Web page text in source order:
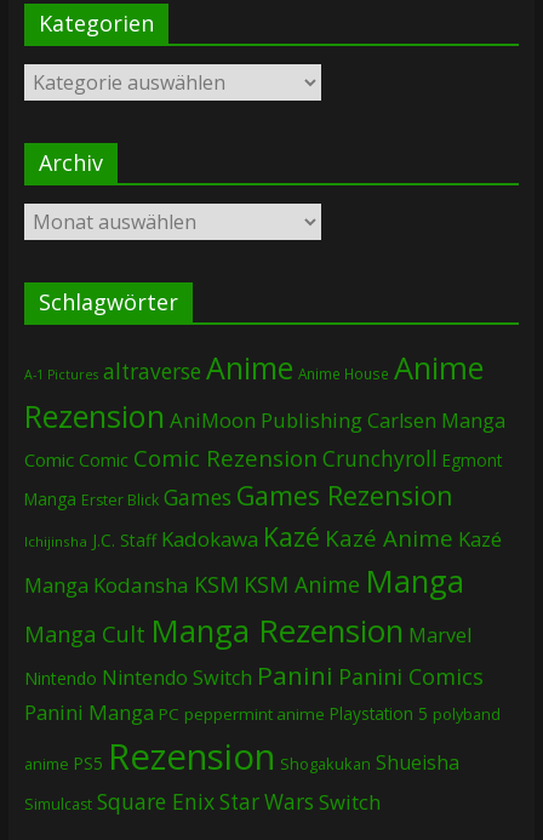
Kategorien
Kategorien
Archiv
Archiv
Schlagwörter
A-1 Pictures altraverse Anime Anime House Anime
Rezension AniMoon PublishingCarlsen Manga
Comic Comic Comic Rezension Crunchyroll Egmont
Manga Erster Blick Games Games Rezension
Ichijinsha J.C. Staff Kadokawa Kazé Kazé Anime Kazé
Manga Kodansha KSM KSM Anime Manga
Manga Cult Manga Rezension Marvel
Nintendo Nintendo Switch Panini Panini Comics
Panini Manga PC peppermint anime Playstation 5 polyband
anime PS5 Rezension Shogakukan Shueisha
Simulcast Square EnixStar Wars Switch